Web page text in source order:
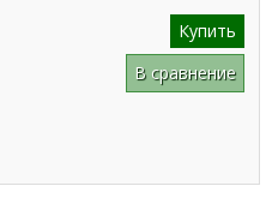
Купить
В сравнение